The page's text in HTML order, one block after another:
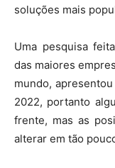
soluções mais
Uma pesquisa
das maiores
mundo,
2022, portanto
frente, mas as
alterar em tão